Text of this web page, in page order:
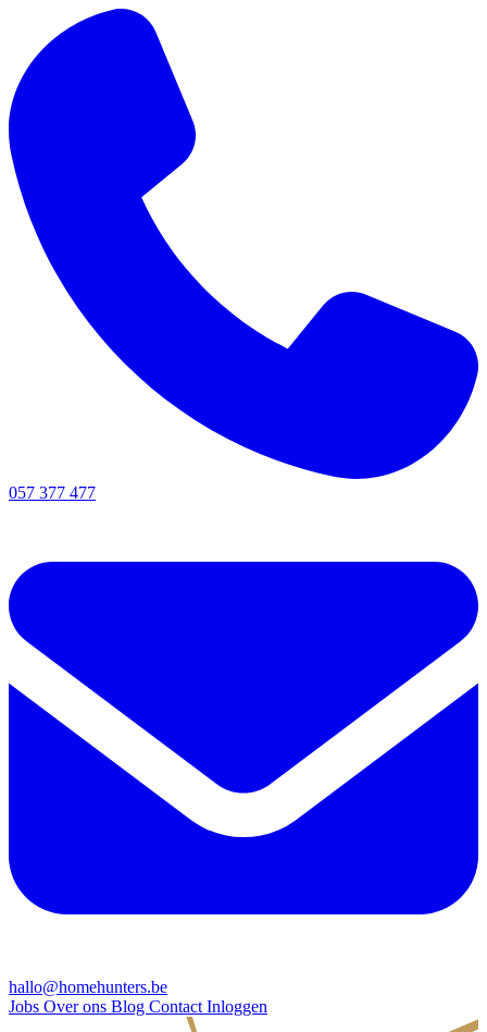
057 377 477
hallo@homehunters.be
Jobs Over ons Blog Contact Inloggen